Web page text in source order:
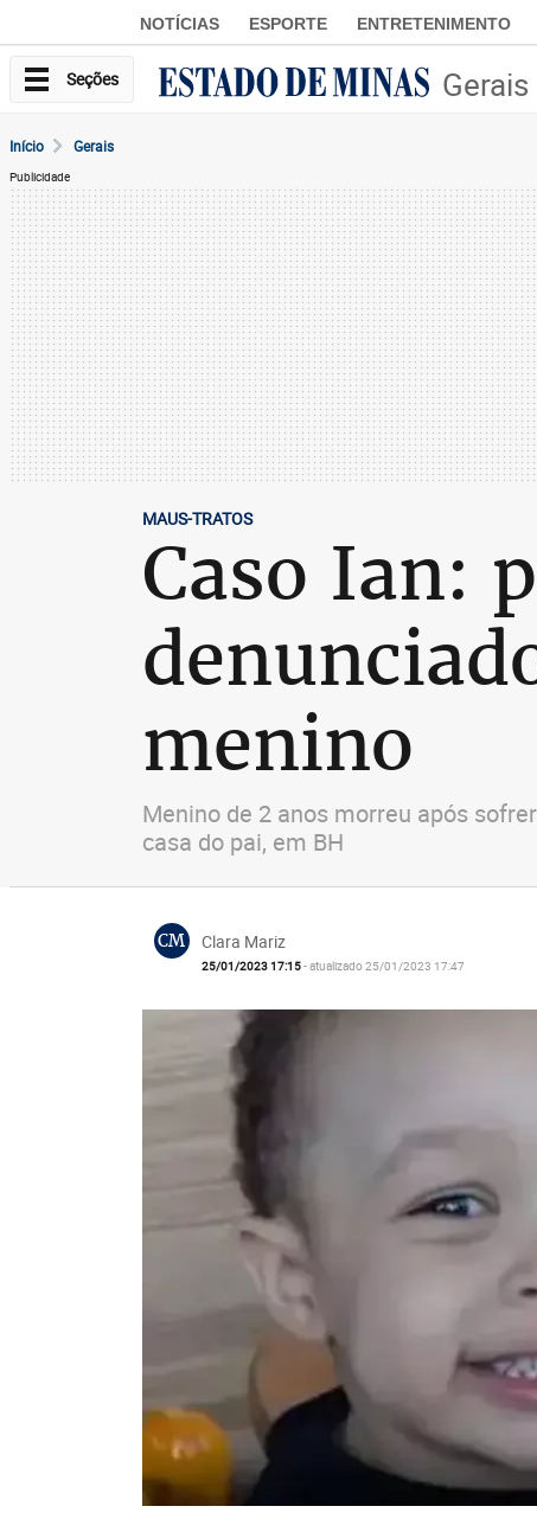
NOTÍCIAS ESPORTE ENTRETENIMENTO
Seções Gerais
Início Gerais
Publicidade
MAUS-TRATOS
Caso Ian:
menino
Menino de 2 anos morreu após
casa do pai, em BH
CM Clara Mariz
25/01/2023 17:15- atualizado 25/01/2023 17:47